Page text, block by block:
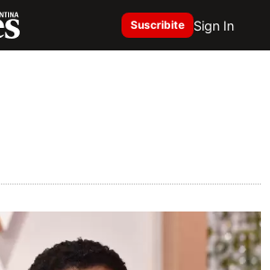
Suscribite Sign In